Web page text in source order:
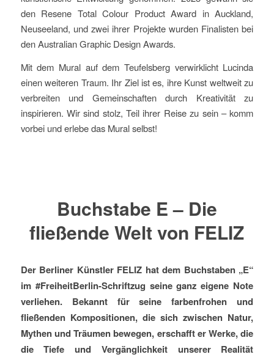
den Resene Total Colour Product Award in Auckland,
Neuseeland, und zwei ihrer Projekte wurden Finalisten bei
den Australian Graphic Design Awards.
Mit dem Mural auf dem Teufelsberg verwirklicht Lucinda
einen weiteren Traum. Ihr Ziel ist es, ihre Kunst weltweit zu
verbreiten und Gemeinschaften durch Kreativität zu
inspirieren. Wir sind stolz, Teil ihrer Reise zu sein – komm
vorbei und erlebe das Mural selbst!
Buchstabe E – Die
fließende Welt von FELIZ
Der Berliner Künstler FELIZ hat dem Buchstaben „E“
im #FreiheitBerlin-Schriftzug seine ganz eigene Note
verliehen. Bekannt für seine farbenfrohen und
fließenden Kompositionen, die sich zwischen Natur,
Mythen und Träumen bewegen, erschafft er Werke, die
die Tiefe und Vergänglichkeit unserer Realität